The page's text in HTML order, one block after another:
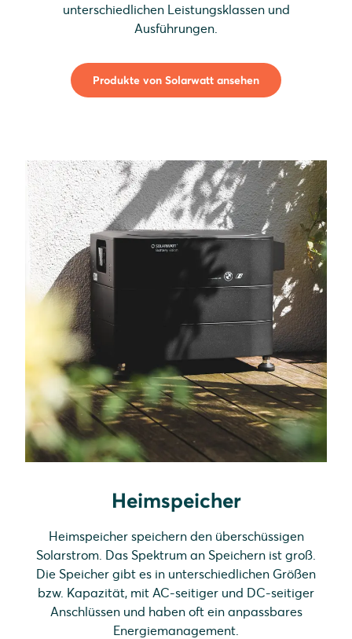
unterschiedlichen Leistungsklassen und
Ausführungen.
Produkte von Solarwatt ansehen
Heimspeicher
Heimspeicher speichern den überschüssigen
Solarstrom. Das Spektrum an Speichern ist groß.
Die Speicher gibt es in unterschiedlichen Größen
bzw. Kapazität, mit AC-seitiger und DC-seitiger
Anschlüssen und haben oft ein anpassbares
Energiemanagement.